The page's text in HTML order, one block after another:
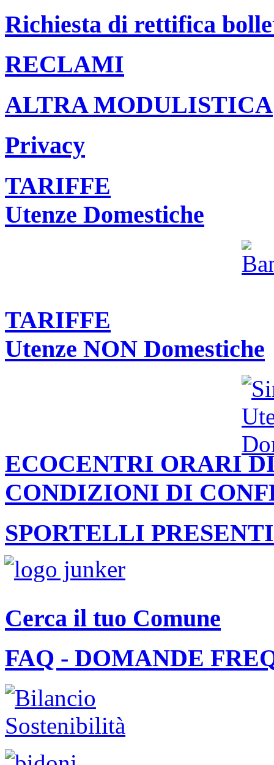
Richiesta di rettifica
RECLAMI
ALTRA MODULISTICA
Privacy
TARIFFE
Utenze Domestiche
TARIFFE
Utenze NON Domestiche
ECOCENTRI ORARI
CONDIZIONI DI
SPORTELLI
Cerca il tuo Comune
FAQ - DOMANDE